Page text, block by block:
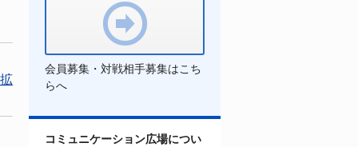
会員募集・対戦相手募集はこち
らへ
コミュニケーション広場につい